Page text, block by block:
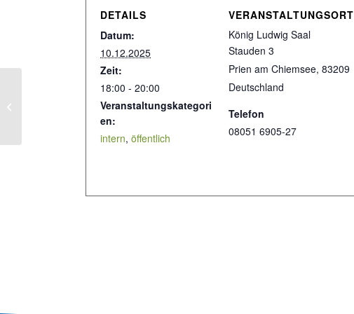
DETAILS
Datum:
10.12.2025
Zeit:
18:00 - 20:00
Veranstaltungskategori
en:
intern, öffentlich
VERANSTALTUNGSORT
König Ludwig Saal
Stauden 3
Prien am Chiemsee, 83209
Deutschland
Telefon
08051 6905-27
Was heißt Schulreife?